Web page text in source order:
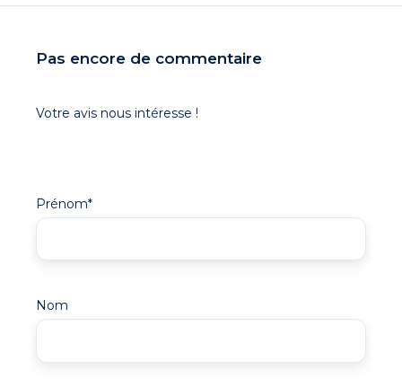
Pas encore de commentaire
Votre avis nous intéresse !
Prénom*
Nom